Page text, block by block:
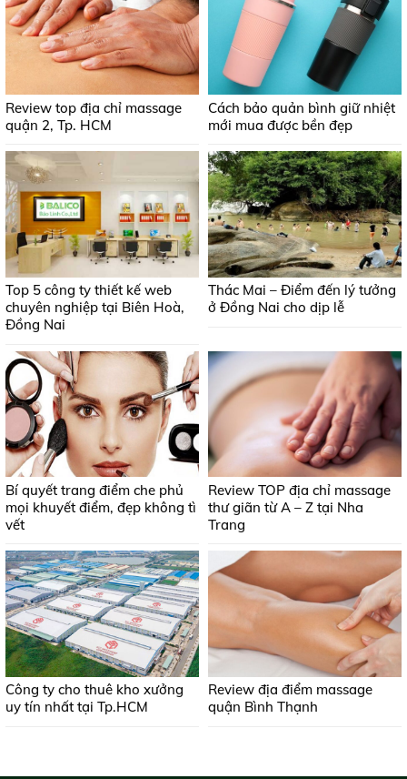
Review top địa chỉ massage
quận 2, Tp. HCM
Cách bảo quản bình giữ nhiệt
mới mua được bền đẹp
Top 5 công ty thiết kế web
chuyên nghiệp tại Biên Hoà,
Đồng Nai
Thác Mai – Điểm đến lý tưởng
ở Đồng Nai cho dịp lễ
Bí quyết trang điểm che phủ
mọi khuyết điểm, đẹp không tì
vết
Review TOP địa chỉ massage
thư giãn từ A – Z tại Nha
Trang
Công ty cho thuê kho xưởng
uy tín nhất tại Tp.HCM
Review địa điểm massage
quận Bình Thạnh